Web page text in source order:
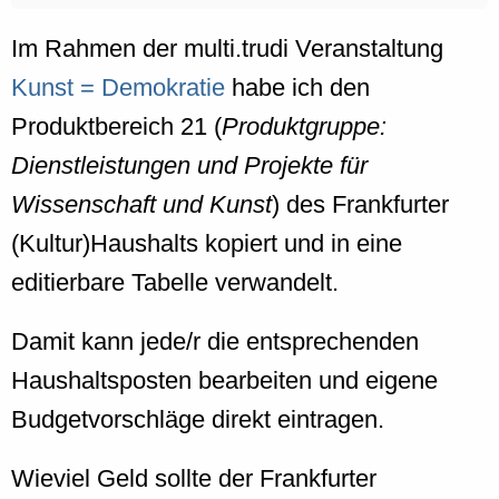
Im Rahmen der multi.trudi Veranstaltung
Kunst = Demokratie habe ich den
Produktbereich 21 (Produktgruppe:
Dienstleistungen und Projekte für
Wissenschaft und Kunst) des Frankfurter
(Kultur)Haushalts kopiert und in eine
editierbare Tabelle verwandelt.
Damit kann jede/r die entsprechenden
Haushaltsposten bearbeiten und eigene
Budgetvorschläge direkt eintragen.
Wieviel Geld sollte der Frankfurter